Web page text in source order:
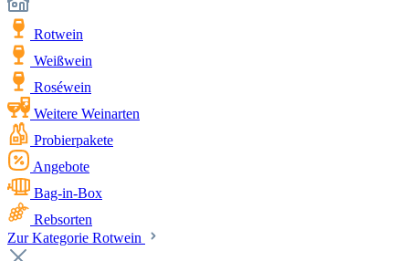
Rotwein
Weißwein
Roséwein
Weitere Weinarten
Probierpakete
Angebote
Bag-in-Box
Rebsorten
Zur Kategorie Rotwein